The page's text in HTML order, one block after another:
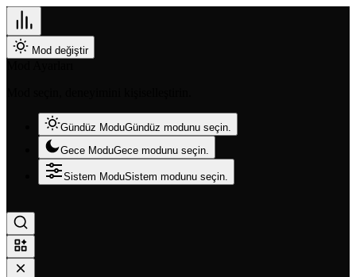
Mod değiştir
Gündüz ModuGündüz modunu seçin.
Gece ModuGece modunu seçin.
Sistem ModuSistem modunu seçin.